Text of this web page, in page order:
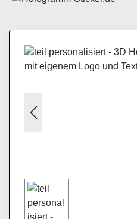
Bildergalerie überspringen